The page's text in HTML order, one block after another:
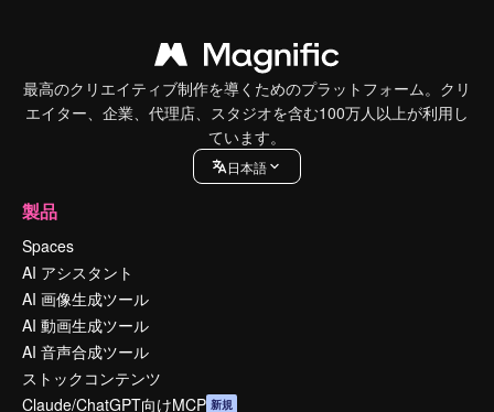
最高のクリエイティブ制作を導くためのプラットフォーム。クリ
エイター、企業、代理店、スタジオを含む100万人以上が利用し
ています。
日本語
製品
Spaces
AI アシスタント
AI 画像生成ツール
AI 動画生成ツール
AI 音声合成ツール
ストックコンテンツ
Claude/ChatGPT向けMCP 新規